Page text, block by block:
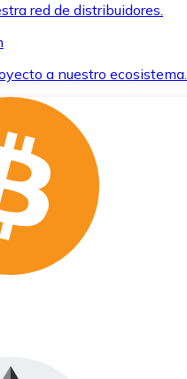
red de distribuidores.
a nuestro ecosistema.